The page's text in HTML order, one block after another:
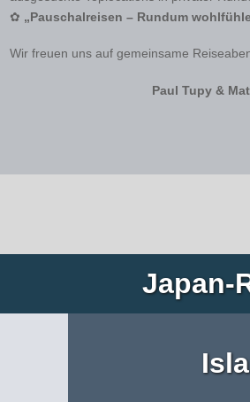
✿ „Pauschalreisen – Rundum
Wir freuen uns auf gemeinsame
Paul Tupy &
Japan-